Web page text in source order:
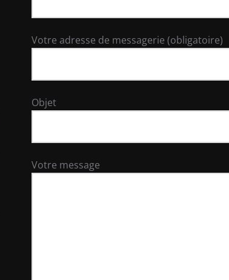
Votre adresse de messagerie (obligatoire)
Objet
Votre message